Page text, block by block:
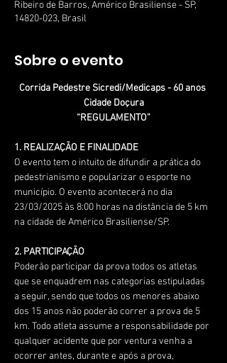
Ribeiro de Barros, Américo Brasiliense - SP,
14820-023, Brasil
Sobre o evento
Corrida Pedestre Sicredi/Medicaps - 60 anos
Cidade Doçura
“REGULAMENTO”
1. REALIZAÇÃO E FINALIDADE
O evento tem o intuito de difundir a prática do
pedestrianismo e popularizar o esporte no
município. O evento acontecerá no dia
23/03/2025 às 8:00 horas na distância de 5 km
na cidade de Américo Brasiliense/SP.
2. PARTICIPAÇÃO
Poderão participar da prova todos os atletas
que se enquadrem nas categorias estipuladas
a seguir, sendo que todos os menores abaixo
dos 15 anos não poderão correr a prova de 5
km. Todo atleta assume a responsabilidade por
qualquer acidente que por ventura venha a
ocorrer antes, durante e após a prova,